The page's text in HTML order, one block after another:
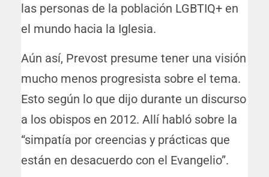
las personas de la población LGBTIQ+ en
el mundo hacia la Iglesia.
Aún así, Prevost presume tener una visión
mucho menos progresista sobre el tema.
Esto según lo que dijo durante un discurso
a los obispos en 2012. Allí habló sobre la
“simpatía por creencias y prácticas que
están en desacuerdo con el Evangelio”.